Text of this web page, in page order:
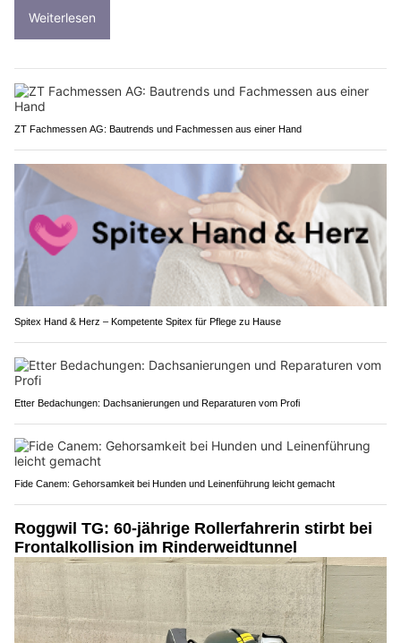
Weiterlesen
ZT Fachmessen AG: Bautrends und Fachmessen aus einer Hand
Spitex Hand & Herz – Kompetente Spitex für Pflege zu Hause
Etter Bedachungen: Dachsanierungen und Reparaturen vom Profi
Fide Canem: Gehorsamkeit bei Hunden und Leinenführung leicht gemacht
Roggwil TG: 60-jährige Rollerfahrerin stirbt bei
Frontalkollision im Rinderweidtunnel